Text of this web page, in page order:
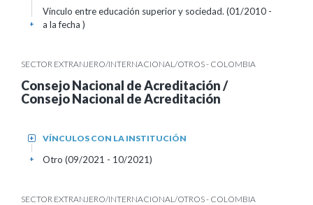
Vínculo entre educación superior y sociedad. (01/2010 -
a la fecha )
+
SECTOR EXTRANJERO/INTERNACIONAL/OTROS - COLOMBIA
Consejo Nacional de Acreditación /
Consejo Nacional de Acreditación
VÍNCULOS CON LA INSTITUCIÓN
+
Otro (09/2021 - 10/2021)
+
SECTOR EXTRANJERO/INTERNACIONAL/OTROS - COLOMBIA